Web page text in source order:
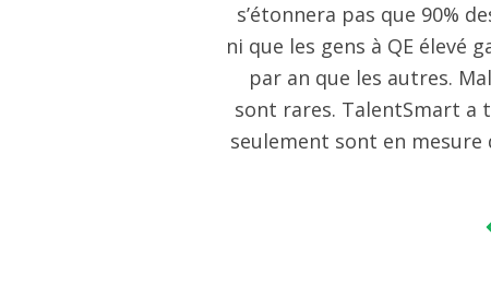
s’étonnera pas que 90%
ni que les gens à QE élevé
par an que les autres.
sont rares. TalentSmart a
seulement sont en